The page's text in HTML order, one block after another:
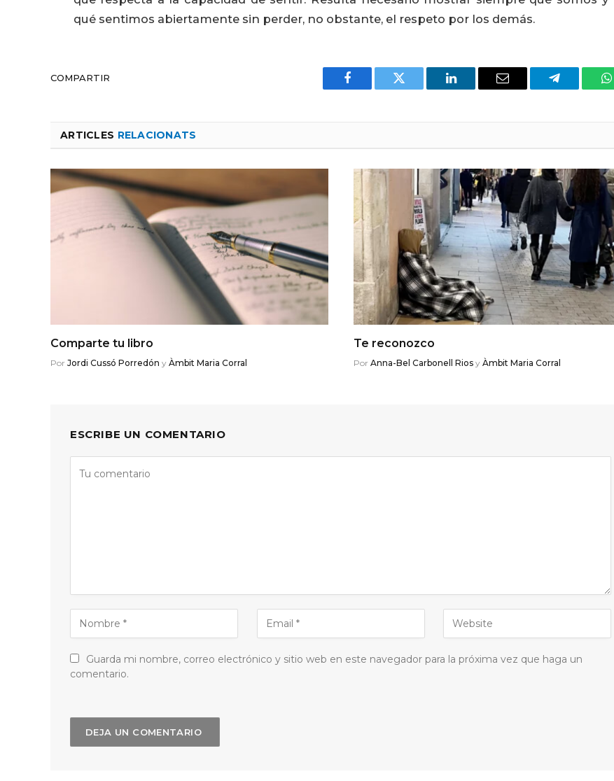
qué sentimos abiertamente sin perder, no obstante, el respeto por los demás.
COMPARTIR
Facebook Twitter LinkedIn Email Telegram
ARTICLES RELACIONATS
Comparte tu libro
Por Jordi Cussó Porredón y Àmbit Maria Corral
Te reconozco
Por Anna-Bel Carbonell Riosy Àmbit Maria Corral
ESCRIBE UN COMENTARIO
Guarda mi nombre, correo electrónico y sitio web en este navegador para la próxima vez que haga un
comentario.